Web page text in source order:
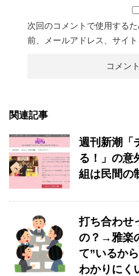
次回のコメントで使用する
前、メールアドレス、サイト
関連記事
週刊新潮「
る！」の
組は民間の
打ち合わせ
の？→雅楽
て”いるか
わかりにく